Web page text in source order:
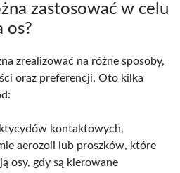
zastosować w celu
os?
zrealizować na różne sposoby,
oraz preferencji. Oto kilka
kontaktowych,
aerozoli lub proszków, które
osy, gdy są kierowane